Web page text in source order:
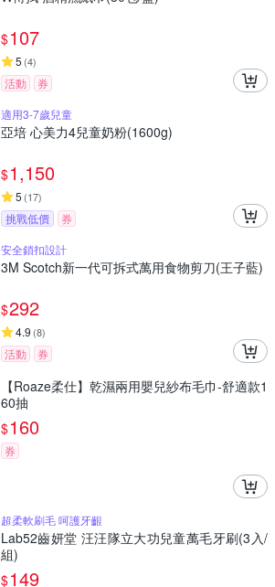
$107
5 (4)
活動
券
適用3-7歲兒童
亞培 心美力4兒童奶粉(1600g)
$1,150
5 (17)
挑戰低價
券
安全鎖扣設計
3M Scotch新一代可拆式萬用食物剪刀(王子藍)
$292
4.9 (8)
活動 券
【Roaze柔仕】乾濕兩用嬰兒紗布毛巾-舒適款1
60抽
$160
券
超柔軟刷毛 呵護牙齦
Lab52齒妍堂 汪汪隊立大功兒童萬毛牙刷(3入/
組)
$149